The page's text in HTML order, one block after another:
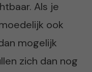
Als je
ook
mogelijk
zich dan nog